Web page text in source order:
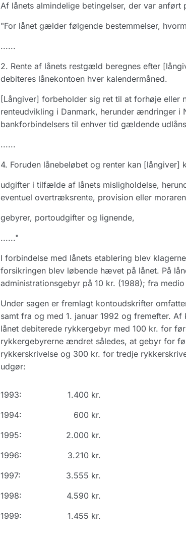
Af lånets almindelige betingelser, der var
"For lånet gælder følgende bestemmelser,
......
2. Rente af lånets restgæld beregnes efter
debiteres lånekontoen hver kalendermåned.
[Långiver] forbeholder sig ret til at forhøje eller
renteudvikling i Danmark, herunder ændringer i
bankforbindelsers til enhver tid gældende
......
4. Foruden lånebeløbet og renter kan
udgifter i tilfælde af lånets misligholdelse,
eventuel overtræksrente, provision eller
gebyrer, portoudgifter og lignende,
......"
I forbindelse med lånets etablering blev
forsikringen blev løbende hævet på lånet. På
administrationsgebyr på 10 kr. (1988); fra
Under sagen er fremlagt kontoudskrifter
samt fra og med 1. januar 1992 og fremefter.
lånet debiterede rykkergebyr med 100 kr. for
rykkergebyrerne ændret således, at gebyr for
rykkerskrivelse og 300 kr. for tredje
udgør:
1993:
1.400 kr.
1994:
600 kr.
1995:
2.000 kr.
1996:
3.210 kr.
1997:
3.555 kr.
1998:
4.590 kr.
1999:
1.455 kr.